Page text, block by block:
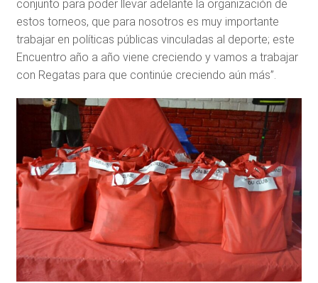
conjunto para poder llevar adelante la organización de
estos torneos, que para nosotros es muy importante
trabajar en políticas públicas vinculadas al deporte; este
Encuentro año a año viene creciendo y vamos a trabajar
con Regatas para que continúe creciendo aún más”.